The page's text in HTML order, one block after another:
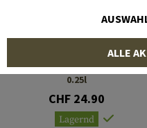
Glock G44 Coffee Mug
0.25l
CHF 24.90
Lagernd
ALLE